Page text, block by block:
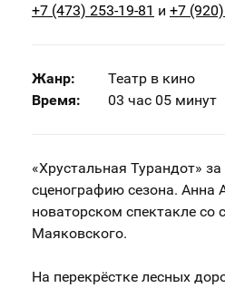
+7 (473) 253-19-81 и +7
Жанр:
Театр в кино
Время:
03 час 05 минут
«Хрустальная Турандот»
сценографию сезона. Анна
новаторском спектакле со
Маяковского.
На перекрёстке лесных